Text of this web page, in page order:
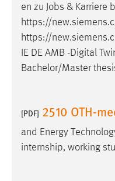
en zu Jobs & Karriere
https://
https://
IE DE AMB -Digital
Bachelor/Master
[PDF] 2510 OTH-
and Energy
internship, working
Performance
Name:
Sprachpräferenz